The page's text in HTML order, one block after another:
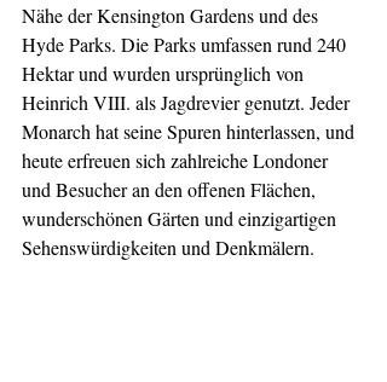
Nähe der Kensington Gardens und des
Hyde Parks. Die Parks umfassen rund 240
Hektar und wurden ursprünglich von
Heinrich VIII. als Jagdrevier genutzt. Jeder
Monarch hat seine Spuren hinterlassen, und
heute erfreuen sich zahlreiche Londoner
und Besucher an den offenen Flächen,
wunderschönen Gärten und einzigartigen
Sehenswürdigkeiten und Denkmälern.